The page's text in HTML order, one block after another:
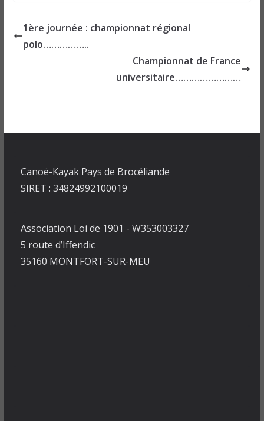
1ère journée : championnat régional
polo……………..
Championnat de France
universitaire……………………
Canoë-Kayak Pays de Brocéliande
SIRET : 34824992100019
Association Loi de 1901 - W353003327
5 route d’Iffendic
35160 MONTFORT-SUR-MEU